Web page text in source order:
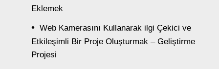
Eklemek
Web Kamerasını Kullanarak ilgi Çekici ve
Etkileşimli Bir Proje Oluşturmak – Geliştirme
Projesi